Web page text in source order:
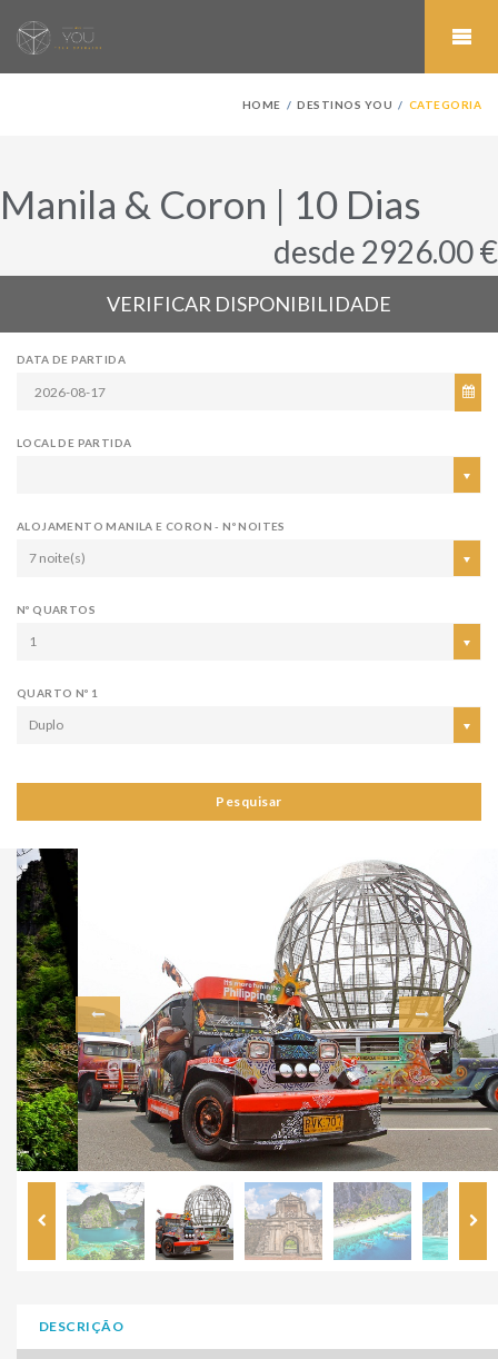
HOME DESTINOS YOU CATEGORIA
Manila & Coron | 10 Dias
desde 2926.00 €
VERIFICAR DISPONIBILIDADE
DATA DE PARTIDA
LOCAL DE PARTIDA
ALOJAMENTO MANILA E CORON - Nº NOITES
7 noite(s)
Nº QUARTOS
1
QUARTO Nº 1
Duplo
Pesquisar
DESCRIÇÃO